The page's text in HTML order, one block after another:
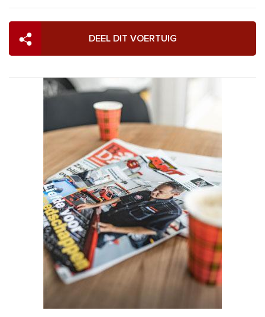
DEEL DIT VOERTUIG